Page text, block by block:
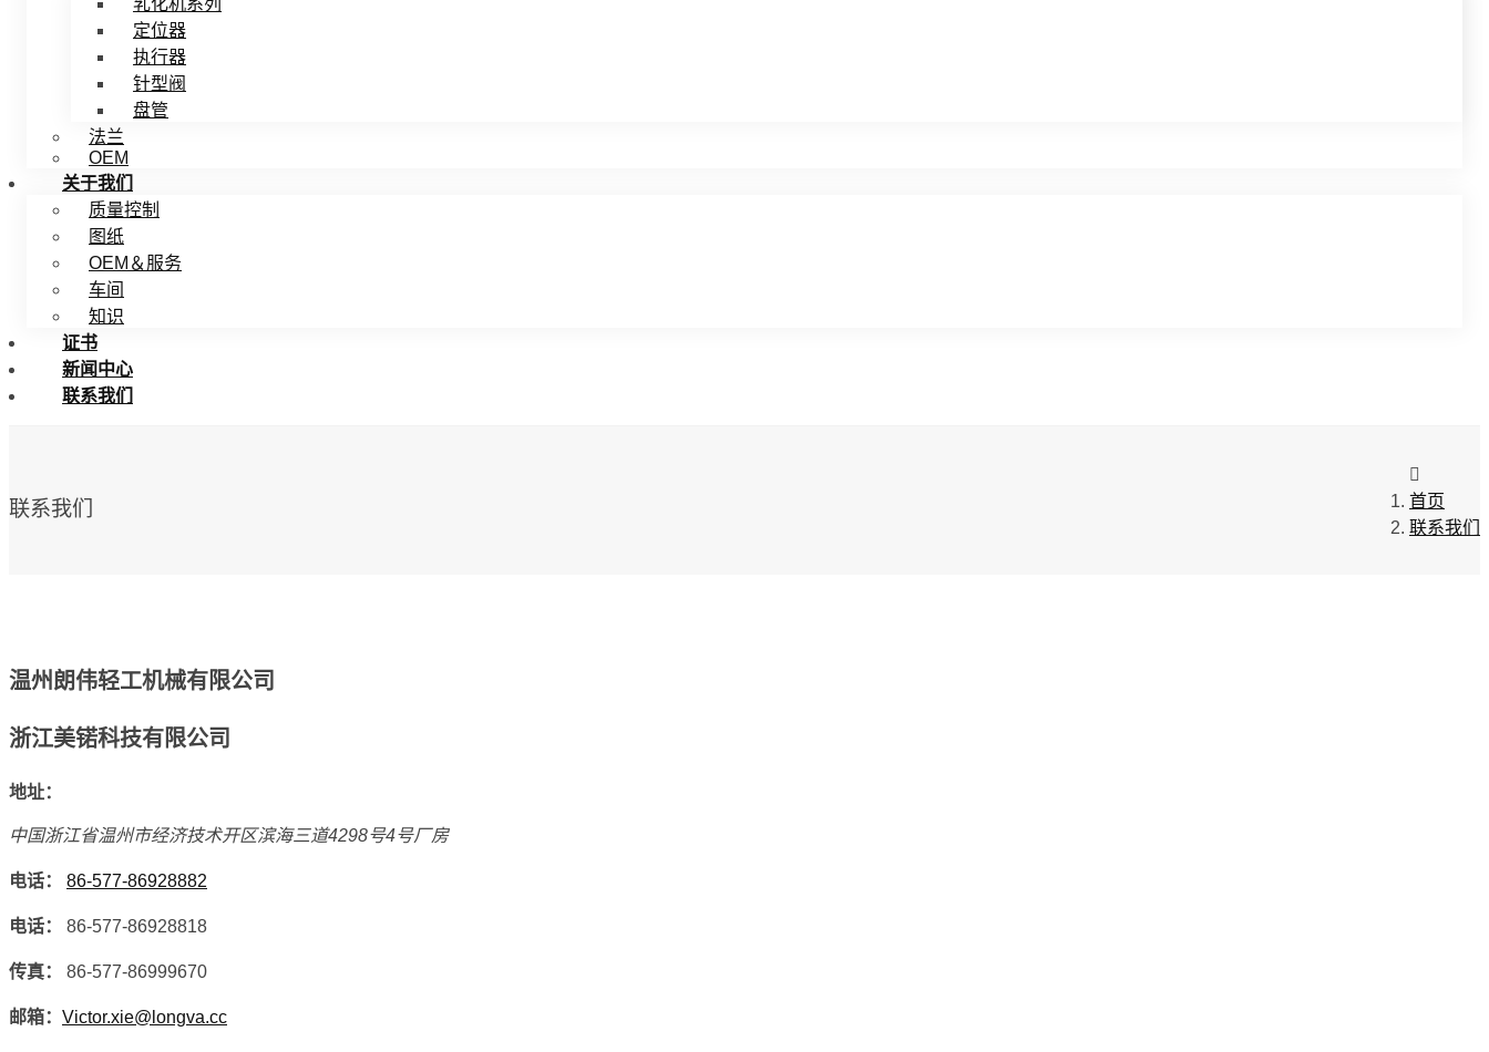
乳化机系列
定位器
执行器
针型阀
盘管
法兰
OEM
关于我们
质量控制
图纸
OEM＆服务
车间
知识
证书
新闻中心
联系我们
联系我们
首页
联系我们
温州朗伟轻工机械有限公司
浙江美锘科技有限公司
地址：
中国浙江省温州市经济技术开区滨海三道4298号4号厂房
电话： 86-577-86928882
电话： 86-577-86928818
传真： 86-577-86999670
邮箱： Victor.xie@longva.cc